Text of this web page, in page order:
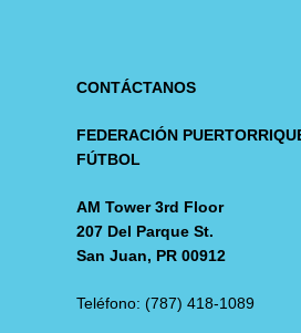
CONTÁCTANOS
FEDERACIÓN
FÚTBOL
AM Tower 3rd Floor
207 Del Parque St.
San Juan, PR 00912
Teléfono: (787) 418-1089